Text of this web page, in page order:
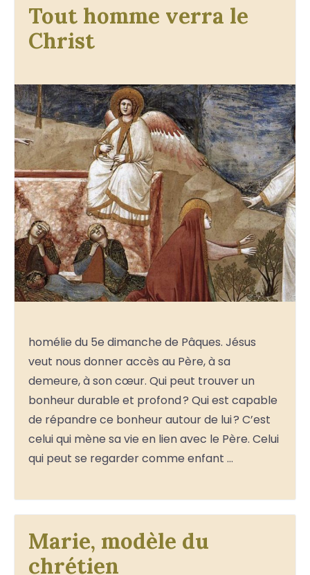
Tout homme verra le
Christ
homélie du 5e dimanche de Pâques. Jésus
veut nous donner accès au Père, à sa
demeure, à son cœur. Qui peut trouver un
bonheur durable et profond ? Qui est capable
de répandre ce bonheur autour de lui ? C’est
celui qui mène sa vie en lien avec le Père. Celui
qui peut se regarder comme enfant …
Marie, modèle du
chrétien